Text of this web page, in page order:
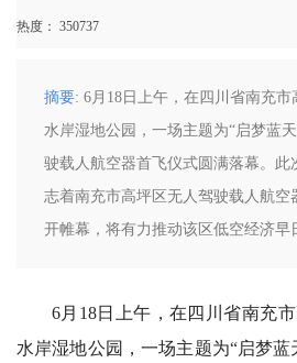
热度： 350737
摘要: 6月18日上午，在四川省南充
水岸湿地公园，一场主题为“启梦蓝
驶载人航空器首飞仪式圆满落幕。此
志着南充市高坪区无人驾驶载人航空
开帷幕，将有力推动该区低空经济早
6月18日上午，在四川省南充
水岸湿地公园，一场主题为“启梦